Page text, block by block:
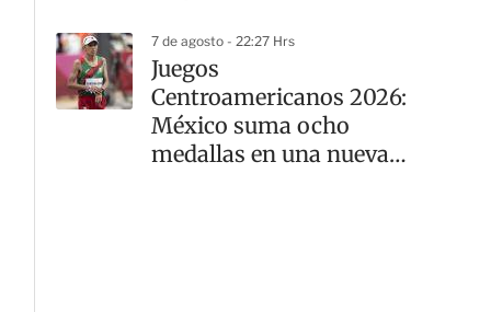
7 de agosto - 22:27 Hrs
Juegos
Centroamericanos 2026:
México suma ocho
medallas en una nueva